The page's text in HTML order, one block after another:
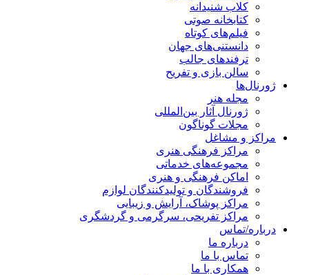
کلاب شنیدانه
کتابخانه صوتی
فیلم‌های کوتاه
دانستنی‌های جهان
ترفندهای جالب
سالن بازی و تفریح
ژورنال‌ها
مجله هنر
ژورنال آثار بین‌المللی
مجلات گوناگون
مراکز و مشاغل
مراکز فرهنگی هنری
مجموعه‌های خدماتی
اماکن فرهنگی و هنری
فروشندگان و تولیدکنندگان لوازم
مراکز پوشاک، آرایش و زیبایی
مراکز تفریحی، سرگرمی و گردشگری
درباره/تماس
درباره ما
تماس با ما
همکاری با ما